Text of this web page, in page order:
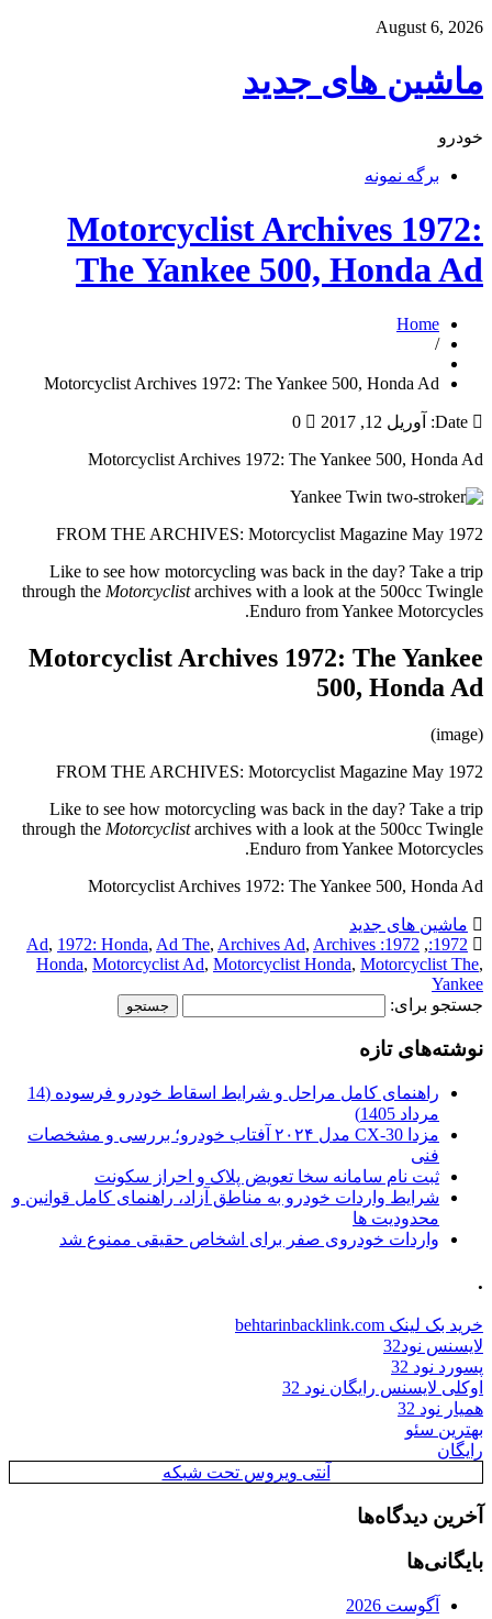
August 6, 2026
ماشین های جدید
خودرو
برگه نمونه
Motorcyclist Archives 1972:
The Yankee 500, Honda Ad
Home
/
Motorcyclist Archives 1972: The Yankee 500, Honda Ad
Date: آوریل 12, 2017
0
Motorcyclist Archives 1972: The Yankee 500, Honda Ad
FROM THE ARCHIVES: Motorcyclist Magazine May 1972
Like to see how motorcycling was back in the day? Take a trip
through the Motorcyclistarchives with a look at the 500cc Twingle
Enduro from Yankee Motorcycles.
Motorcyclist Archives 1972: The Yankee
500, Honda Ad
(image)
FROM THE ARCHIVES: Motorcyclist Magazine May 1972
Like to see how motorcycling was back in the day? Take a trip
through the Motorcyclistarchives with a look at the 500cc Twingle
Enduro from Yankee Motorcycles.
Motorcyclist Archives 1972: The Yankee 500, Honda Ad
ماشین های جدید
1972:
,
1972: Ad
, 1972: Honda, Ad The, Archives Ad, Archives
Honda, Motorcyclist Ad, Motorcyclist Honda, Motorcyclist The,
Yankee
جستجو برای:
نوشته‌های تازه
راهنمای کامل مراحل و شرایط اسقاط خودرو فرسوده (14
مرداد 1405)
مزدا CX-30 مدل ۲۰۲۴ آفتاب خودرو؛ بررسی و مشخصات
فنی
ثبت نام سامانه سخا تعویض پلاک و احراز سکونت
شرایط واردات خودرو به مناطق آزاد، راهنمای کامل قوانین و
محدودیت ها
واردات خودروی صفر برای اشخاص حقیقی ممنوع شد
.
خرید بک لینک behtarinbacklink.com
لایسنس نود32
پسورد نود 32
اوکلی لایسنس رایگان نود 32
همیار نود 32
بهترین سئو
رایگان
آنتی ویروس تحت شبکه
آخرین دیدگاه‌ها
بایگانی‌ها
آگوست 2026